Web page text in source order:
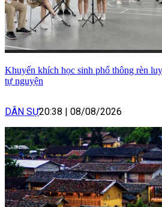
Khuyến khích học sinh phổ thông rèn
tự nguyện
DÂN SỰ20:38 | 08/08/2026